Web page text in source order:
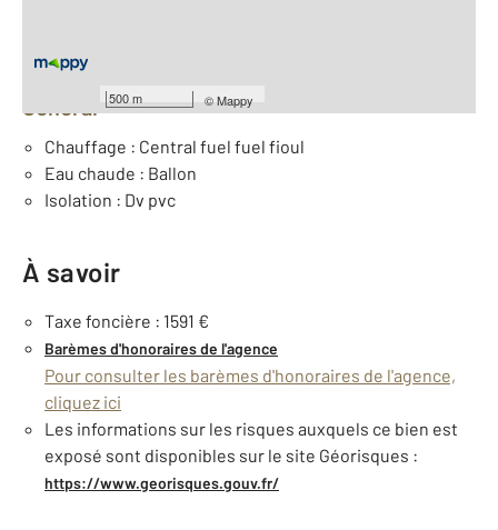
500 m ©Mappy
Équipements
Général
Chauffage : Central fuel fuel fioul
Eau chaude : Ballon
Isolation : Dv pvc
À savoir
Taxe foncière : 1591 €
Barèmes d'honoraires de l'agence
Pour consulter les barèmes d'honoraires de l'agence,
cliquez ici
Les informations sur les risques auxquels ce bien est
exposé sont disponibles sur le site Géorisques :
https://www.georisques.gouv.fr/